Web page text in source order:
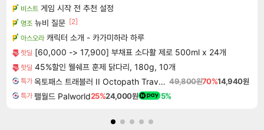
비스트 게임 시작 전 추천 설정
명조 뉴비 질문 [2]
아스오라 캐릭터 소개 - 카가미하라 하루
핫딜 [60,000 -> 17,900] 부채표 소다활 제로 500ml x 24개
핫딜 45%할인 웰쉐프 훈제 닭다리, 180g, 10개
특가 옥토패스 트래블러 II Octopath Traveler II 49,800원70%14,940원
특가 팰월드 Palworld25%24,000원 5%